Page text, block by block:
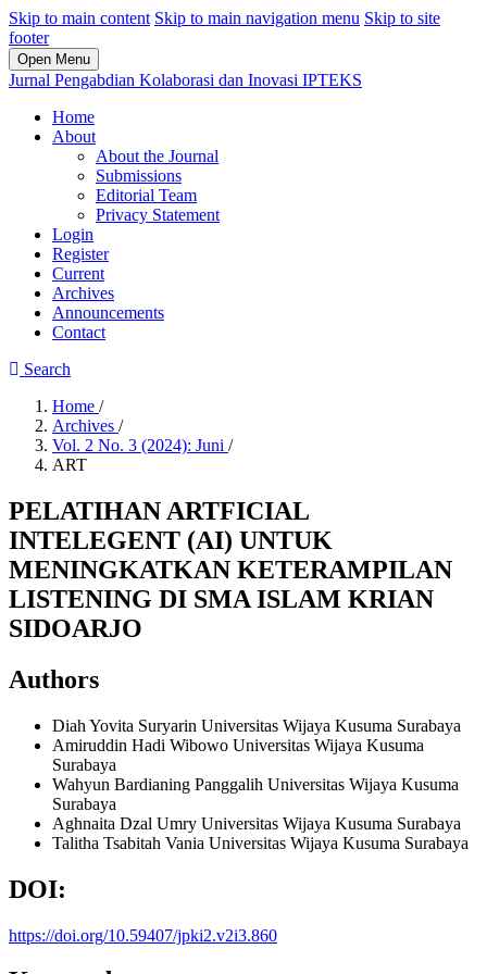
Skip to main content Skip to main navigation menu Skip to site
footer
Open Menu
Jurnal Pengabdian Kolaborasi dan Inovasi IPTEKS
Home
About
About the Journal
Submissions
Editorial Team
Privacy Statement
Login
Register
Current
Archives
Announcements
Contact
Search
Home /
Archives /
Vol. 2 No. 3 (2024): Juni /
ART
PELATIHAN ARTFICIAL
INTELEGENT (AI) UNTUK
MENINGKATKAN KETERAMPILAN
LISTENING DI SMA ISLAM KRIAN
SIDOARJO
Authors
Diah Yovita Suryarin Universitas Wijaya Kusuma Surabaya
Amiruddin Hadi Wibowo Universitas Wijaya Kusuma
Surabaya
Wahyun Bardianing Panggalih Universitas Wijaya Kusuma
Surabaya
Aghnaita Dzal Umry Universitas Wijaya Kusuma Surabaya
Talitha Tsabitah Vania Universitas Wijaya Kusuma Surabaya
DOI:
https://doi.org/10.59407/jpki2.v2i3.860